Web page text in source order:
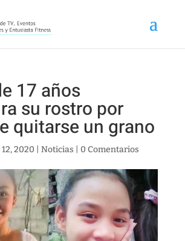
17 años
su rostro por
quitarse un grano
2020 Noticias 0 Comentarios